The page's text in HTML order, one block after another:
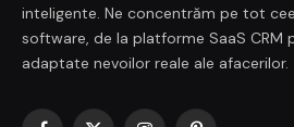
inteligente. Ne concentrăm pe tot
software, de la platforme SaaS CRM
adaptate nevoilor reale ale afacerilor.